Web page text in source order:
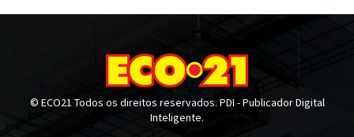
© ECO21 Todos os direitos reservados. PDI - Publicador Digital
Inteligente.